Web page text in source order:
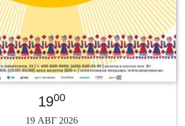
1900
19 АВГ 2026